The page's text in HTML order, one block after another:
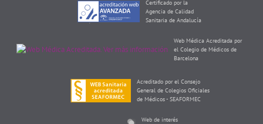
Certificado por la
Agencia de Calidad
Sanitaria de Andalucía
Web Médica Acreditada por
el Colegio de Médicos de
Barcelona
Acreditado por el Consejo
General de Colegios Oficiales
de Médicos - SEAFORMEC
Web de interés